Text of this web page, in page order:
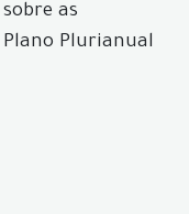
as
Plurianual